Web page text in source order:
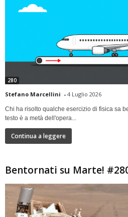
280
Stefano Marcellini - 4 Luglio 2026
Chi ha risolto qualche esercizio di fisica sa
testo è a metà dell'opera...
Continua a leggere
Bentornati su Marte!